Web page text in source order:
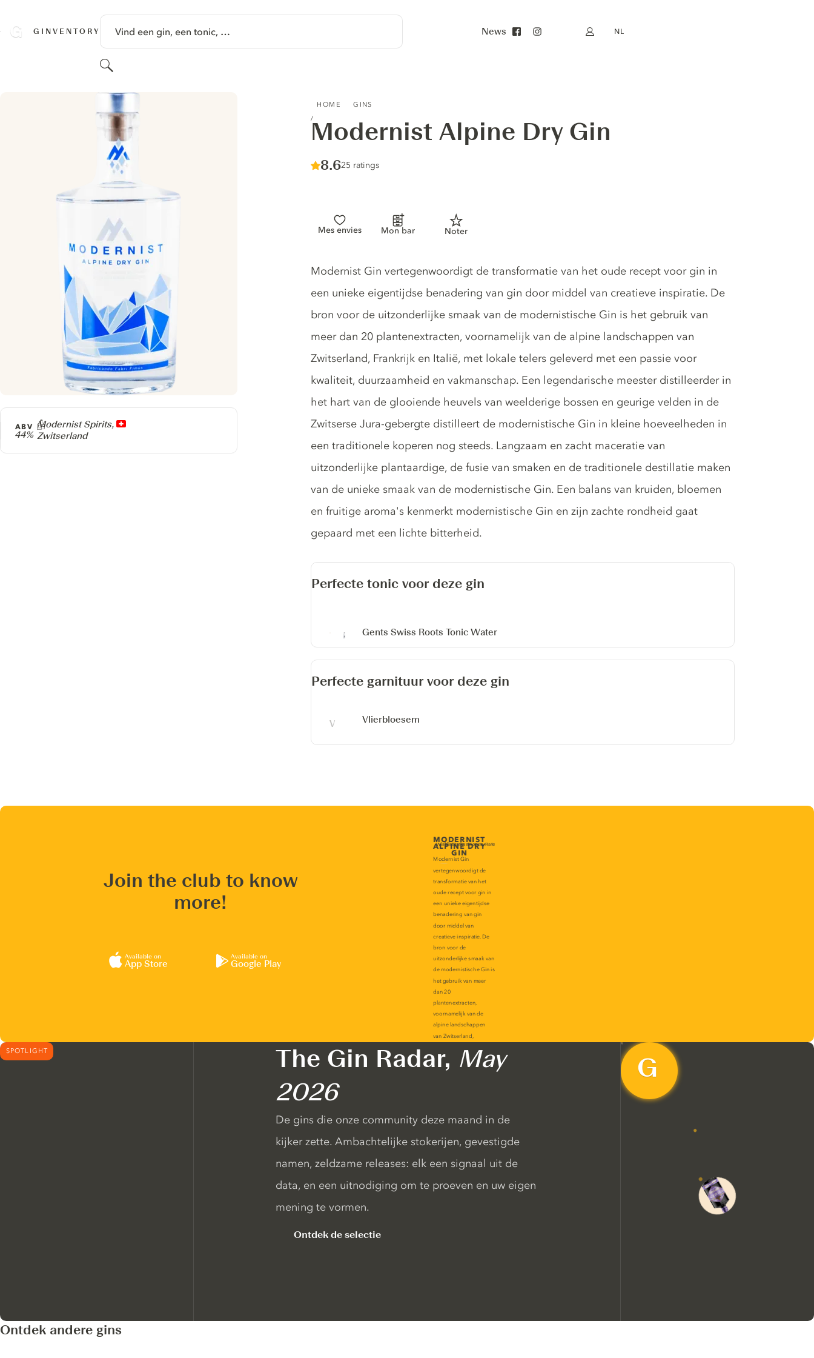
GINVENTORY Vind een gin, een tonic, …
Zoeken
News Mijn account
NL
HOME GINS
Modernist Alpine Dry Gin
Score :
8.6/ 10
25 ratings
Mes envies Mon bar Noter
Producer
Modernist Spirits,
Zwitserland
ABV
44%
Gin description
Modernist Gin vertegenwoordigt de transformatie van het oude recept voor gin in
een unieke eigentijdse benadering van gin door middel van creatieve inspiratie. De
bron voor de uitzonderlijke smaak van de modernistische Gin is het gebruik van
meer dan 20 plantenextracten, voornamelijk van de alpine landschappen van
Zwitserland, Frankrijk en Italië, met lokale telers geleverd met een passie voor
kwaliteit, duurzaamheid en vakmanschap. Een legendarische meester distilleerder in
het hart van de glooiende heuvels van weelderige bossen en geurige velden in de
Zwitserse Jura-gebergte distilleert de modernistische Gin in kleine hoeveelheden in
een traditionele koperen nog steeds. Langzaam en zacht maceratie van
uitzonderlijke plantaardige, de fusie van smaken en de traditionele destillatie maken
van de unieke smaak van de modernistische Gin. Een balans van kruiden, bloemen
en fruitige aroma's kenmerkt modernistische Gin en zijn zachte rondheid gaat
gepaard met een lichte bitterheid.
Perfecte tonic voor deze gin
Gents Swiss Roots Tonic Water
Perfecte garnituur voor deze gin
Vlierbloesem
Join the club to know
more!
Available on
App Store
Available on
Google Play
SPOTLIGHT The Gin Radar, May
2026
De gins die onze community deze maand in de
kijker zette. Ambachtelijke stokerijen, gevestigde
namen, zeldzame releases: elk een signaal uit de
data, en een uitnodiging om te proeven en uw eigen
mening te vormen.
Ontdek de selectie
Ontdek andere gins